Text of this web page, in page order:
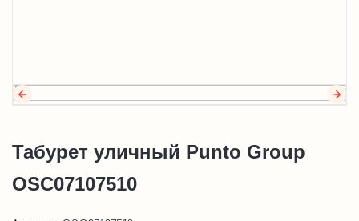
Табурет уличный Punto Group
OSC07107510